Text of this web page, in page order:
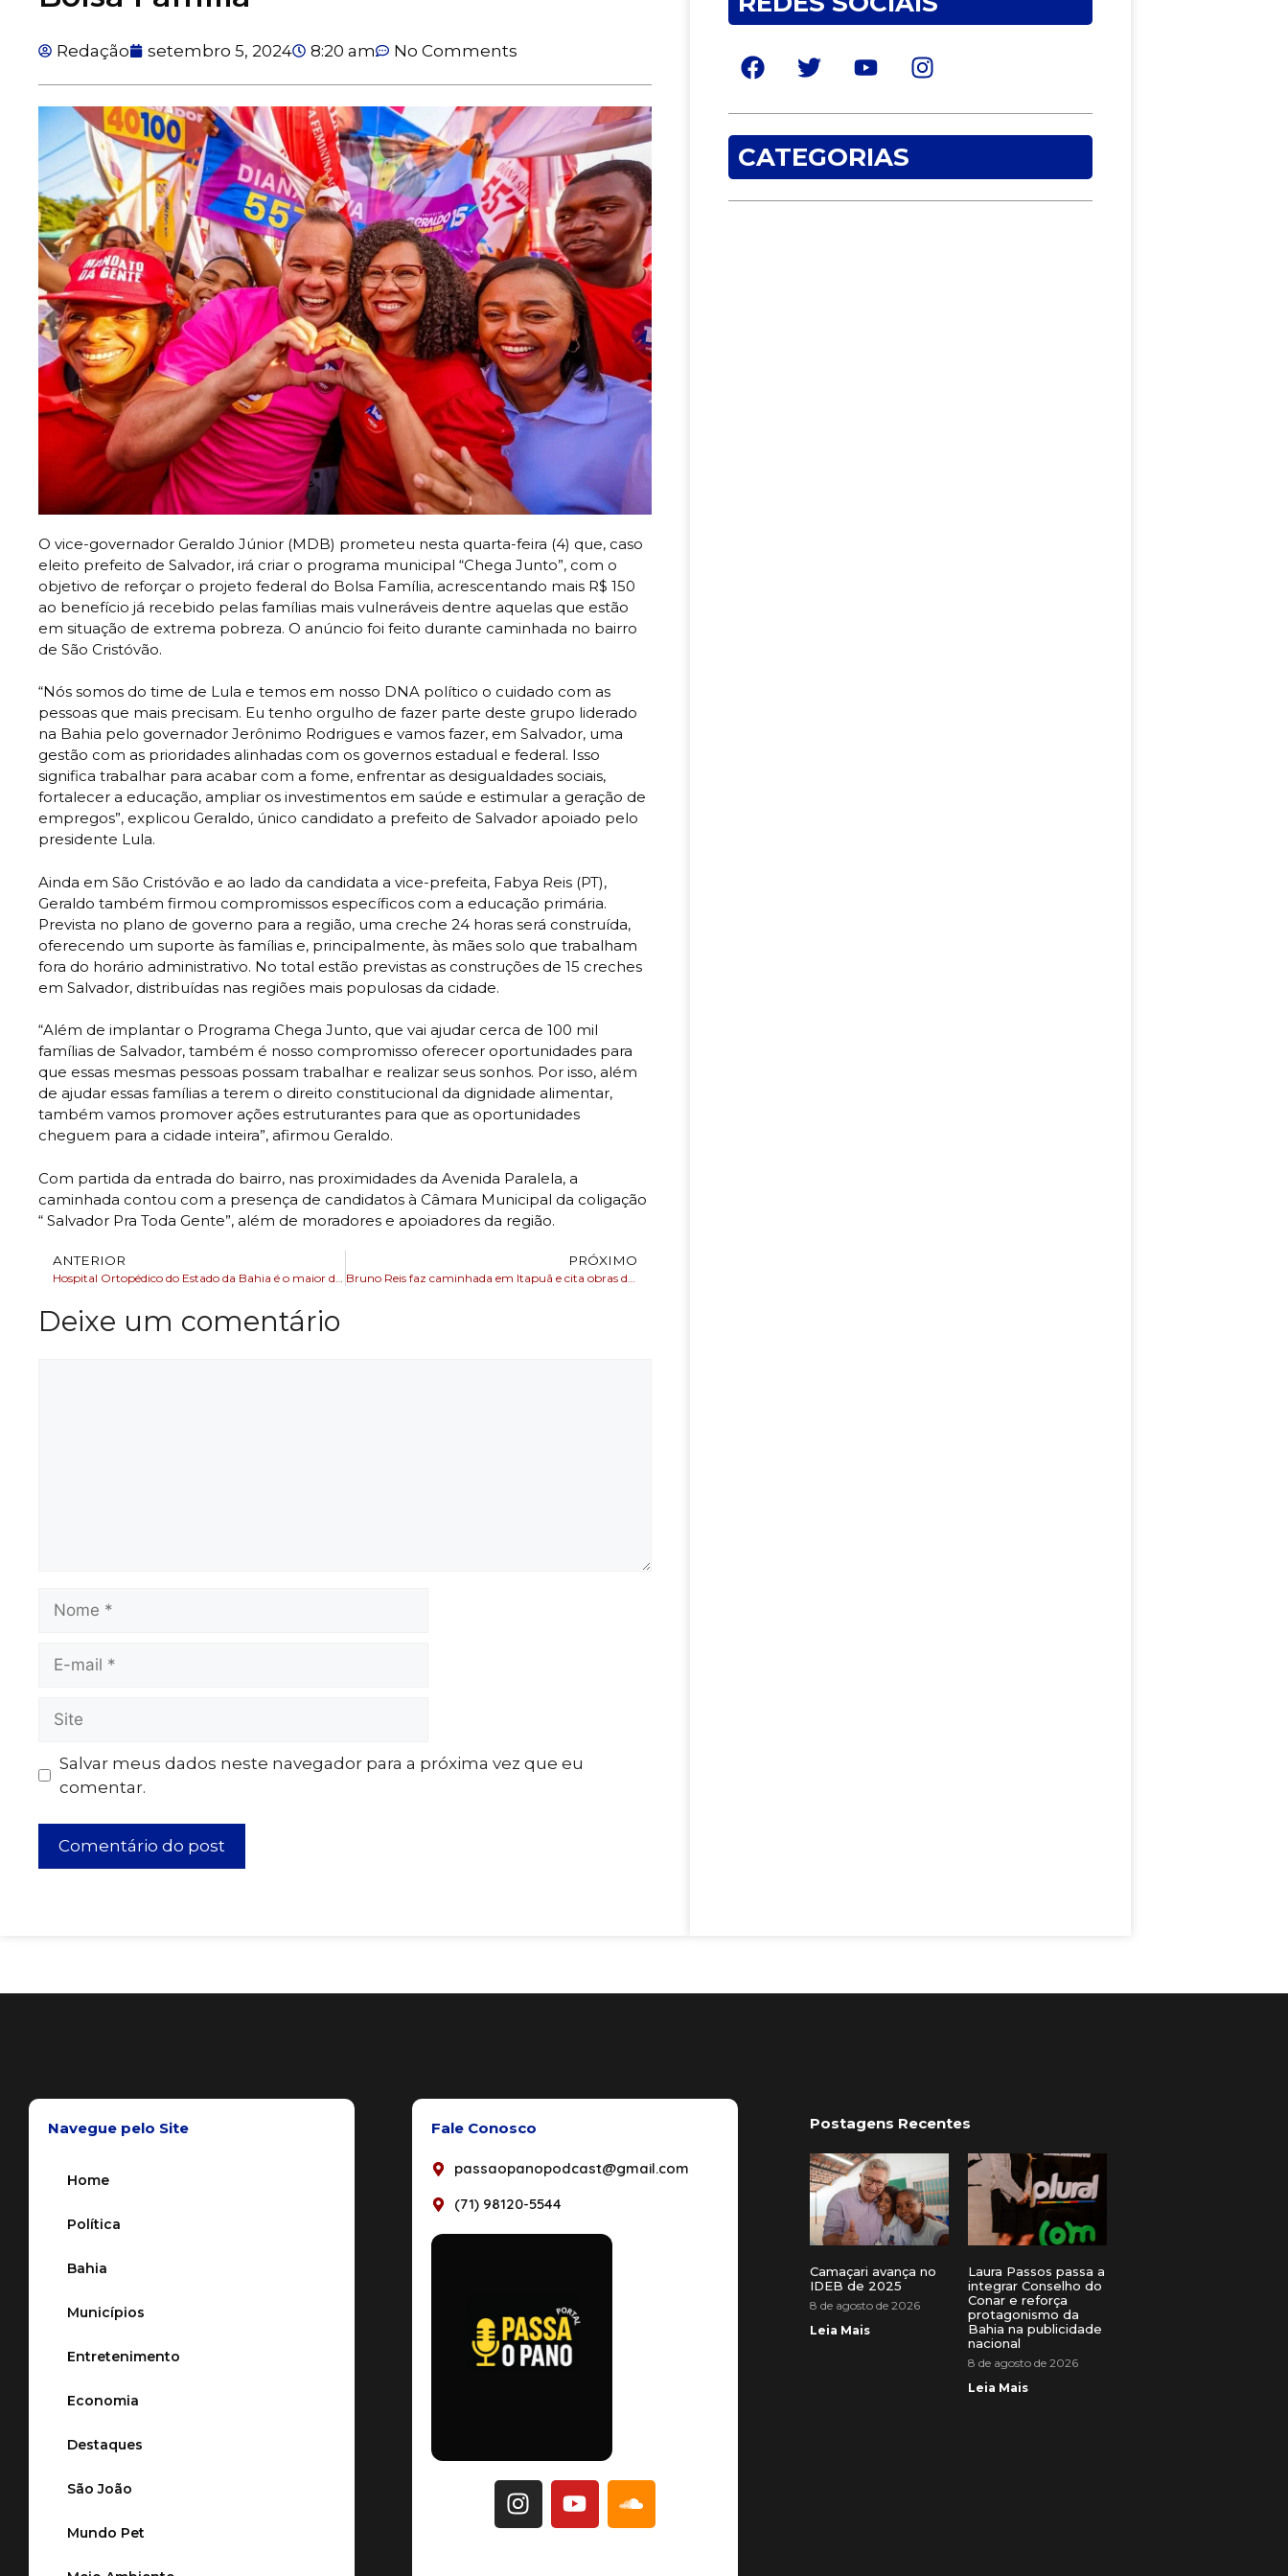
Redação setembro 5, 2024 8:20 am No Comments
O vice-governador Geraldo Júnior (MDB) prometeu nesta quarta-feira (4) que, caso
eleito prefeito de Salvador, irá criar o programa municipal “Chega Junto”, com o
objetivo de reforçar o projeto federal do Bolsa Família, acrescentando mais R$ 150
ao benefício já recebido pelas famílias mais vulneráveis dentre aquelas que estão
em situação de extrema pobreza. O anúncio foi feito durante caminhada no bairro
de São Cristóvão.
“Nós somos do time de Lula e temos em nosso DNA político o cuidado com as
pessoas que mais precisam. Eu tenho orgulho de fazer parte deste grupo liderado
na Bahia pelo governador Jerônimo Rodrigues e vamos fazer, em Salvador, uma
gestão com as prioridades alinhadas com os governos estadual e federal. Isso
significa trabalhar para acabar com a fome, enfrentar as desigualdades sociais,
fortalecer a educação, ampliar os investimentos em saúde e estimular a geração de
empregos”, explicou Geraldo, único candidato a prefeito de Salvador apoiado pelo
presidente Lula.
Ainda em São Cristóvão e ao lado da candidata a vice-prefeita, Fabya Reis (PT),
Geraldo também firmou compromissos específicos com a educação primária.
Prevista no plano de governo para a região, uma creche 24 horas será construída,
oferecendo um suporte às famílias e, principalmente, às mães solo que trabalham
fora do horário administrativo. No total estão previstas as construções de 15 creches
em Salvador, distribuídas nas regiões mais populosas da cidade.
“Além de implantar o Programa Chega Junto, que vai ajudar cerca de 100 mil
famílias de Salvador, também é nosso compromisso oferecer oportunidades para
que essas mesmas pessoas possam trabalhar e realizar seus sonhos. Por isso, além
de ajudar essas famílias a terem o direito constitucional da dignidade alimentar,
também vamos promover ações estruturantes para que as oportunidades
cheguem para a cidade inteira”, afirmou Geraldo.
Com partida da entrada do bairro, nas proximidades da Avenida Paralela, a
caminhada contou com a presença de candidatos à Câmara Municipal da coligação
“ Salvador Pra Toda Gente”, além de moradores e apoiadores da região.
ANTERIOR PRÓXIMO
Deixe um comentário
Salvar meus dados neste navegador para a próxima vez que eu
comentar.
CATEGORIAS
Navegue pelo Site
Home
Política
Bahia
Municípios
Entretenimento
Economia
Destaques
São João
Mundo Pet
Fale Conosco
passaopanopodcast@gmail.com
(71) 98120-5544
Postagens Recentes
Camaçari avança no
IDEB de 2025
8 de agosto de 2026
Leia Mais
Laura Passos passa a
integrar Conselho do
Conar e reforça
protagonismo da
Bahia na publicidade
nacional
8 de agosto de 2026
Leia Mais